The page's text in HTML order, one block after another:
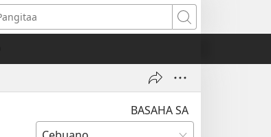
Pangitaa
BASAHA SA